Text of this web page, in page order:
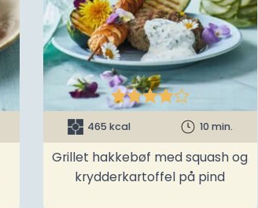

465 kcal 10 min.
Grillet hakkebøf med squash og
krydderkartoffel på pind